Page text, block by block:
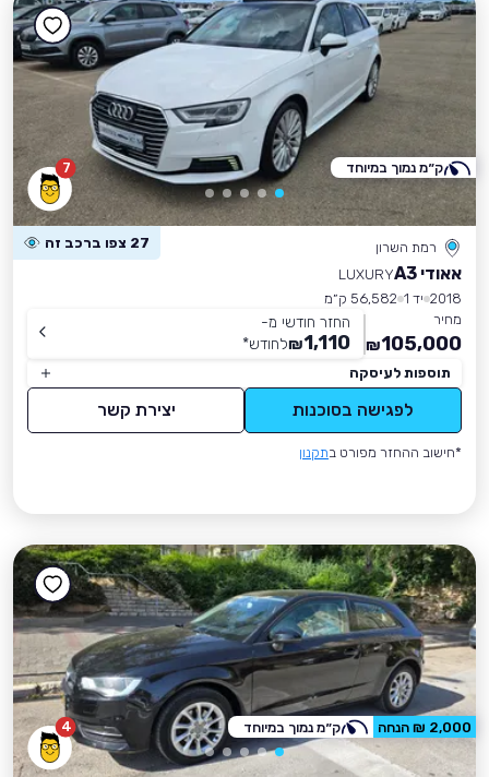
7
רמת השרון 27 צפו ברכב זה
אאודי A3
LUXURY
2018 יד 1
56,582 ק״מ
מחיר
105,000
₪
החזר חודשי מ-
1,110
₪לחודש*
תוספות לעיסקה
לפגישה בסוכנות יצירת קשר
*חישוב ההחזר מפורט בתקנון
ק״מ נמוך במיוחד
4 2,000 ₪ הנחה ק״מ נמוך במיוחד